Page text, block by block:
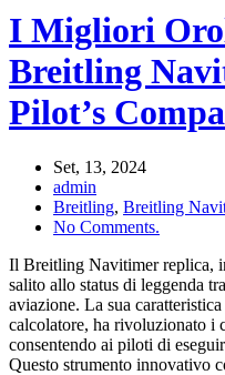
I Migliori
Breitling
Pilot’s
Set, 13, 2024
admin
Breitling, Breitling
No Comments.
Il Breitling Navitimer replica,
salito allo status di leggenda
aviazione. La sua
calcolatore, ha rivoluzionato i
consentendo ai piloti di
Questo strumento innovativo